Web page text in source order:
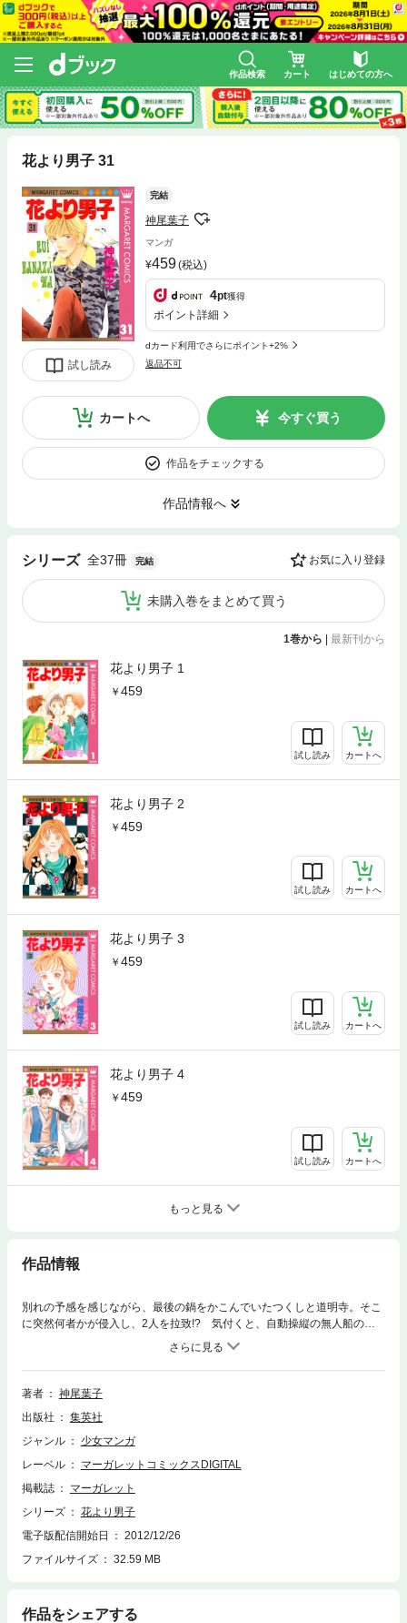
作品検索 カート はじめての方へ
花より男子 31
試し読み
完結
神尾葉子
マンガ
459(税込)
4pt獲得
ポイント詳細
dカード利用でさらにポイント+2%
返品不可
カートへ 今すぐ買う
作品をチェックする
作品情報へ
シリーズ 全37冊 完結 お気に入り登録
未購入巻をまとめて買う
1巻から 最新刊から
花より男子 1
459
試し読み カートへ
花より男子 2
459
試し読み カートへ
花より男子 3
459
試し読み カートへ
花より男子 4
459
試し読み カートへ
もっと見る
作品情報
別れの予感を感じながら、最後の鍋をかこんでいたつくしと道明寺。そこ
に突然何者かが侵入し、2人を拉致!? 気付くと、自動操縦の無人船の上
に…。食料もない上、海は大荒れに――!!
著者
神尾葉子
出版社
集英社
ジャンル
少女マンガ
レーベル
マーガレットコミックスDIGITAL
掲載誌
マーガレット
シリーズ
花より男子
電子版配信開始日
2012/12/26
ファイルサイズ
32.59 MB
作品をシェアする